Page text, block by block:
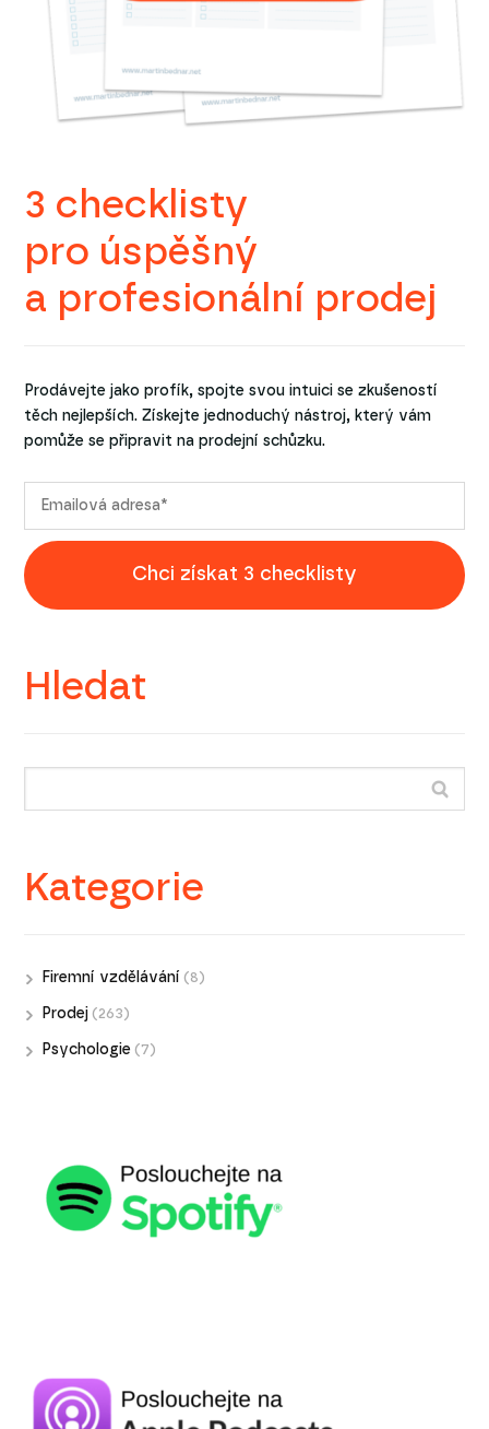
3 checklisty
pro úspěšný
a profesionální prodej
Prodávejte jako profík, spojte svou intuici se zkušeností
těch nejlepších. Získejte jednoduchý nástroj, který vám
pomůže se připravit na prodejní schůzku.
Chci získat 3 checklisty
Hledat
Kategorie
Firemní vzdělávání (8)
Prodej (263)
Psychologie (7)